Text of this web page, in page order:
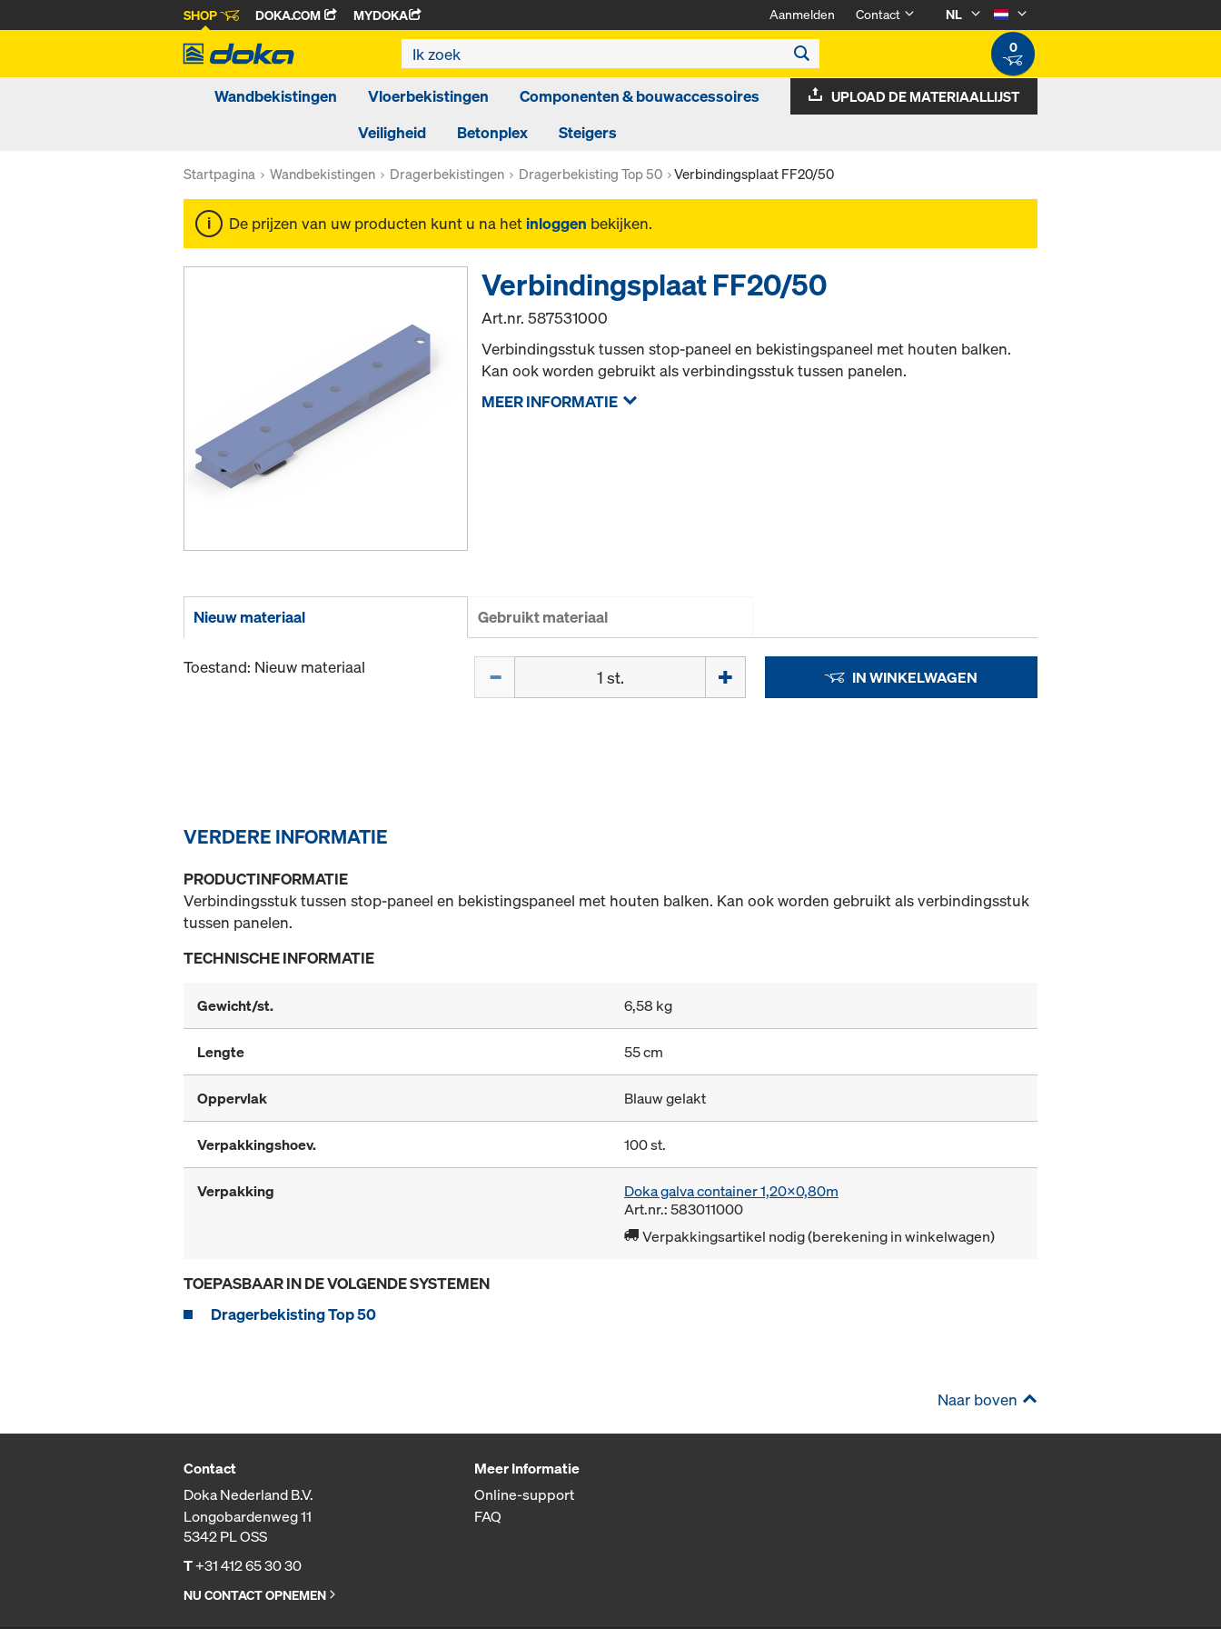
SHOP DOKA.COM MYDOKA Aanmelden Contact
NL
0
Wandbekistingen Vloerbekistingen
Componenten & bouwaccessoires
Veiligheid
Betonplex Steigers
UPLOAD DE MATERIAALLIJST
Startpagina Wandbekistingen Dragerbekistingen Dragerbekisting Top 50 Verbindingsplaat FF20/50
De prijzen van uw producten kunt u na het inloggen bekijken.
Verbindingsplaat FF20/50
Art.nr.587531000
Verbindingsstuk tussen stop-paneel en bekistingspaneel met houten balken.
Kan ook worden gebruikt als verbindingsstuk tussen panelen.
MEER INFORMATIE
Nieuw materiaal Gebruikt materiaal
Toestand: Nieuw materiaal IN WINKELWAGEN
VERDERE INFORMATIE
PRODUCTINFORMATIE
Verbindingsstuk tussen stop-paneel en bekistingspaneel met houten balken. Kan ook worden gebruikt als verbindingsstuk
tussen panelen.
TECHNISCHE INFORMATIE
Gewicht/st. 6,58 kg
Lengte 55 cm
Oppervlak Blauw gelakt
Verpakkingshoev. 100 st.
Verpakking
Doka galva container 1,20x0,80m
Art.nr.: 583011000
Verpakkingsartikel nodig (berekening in winkelwagen)
TOEPASBAAR IN DE VOLGENDE SYSTEMEN
Dragerbekisting Top 50
Naar boven
Contact
Doka Nederland B.V.
Longobardenweg 11
5342 PL OSS
T+31 412 65 30 30
NU CONTACT OPNEMEN
Meer Informatie
Online-support
FAQ